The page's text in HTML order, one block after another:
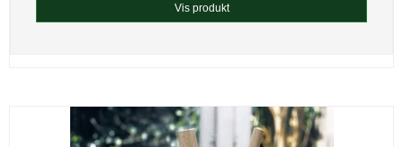
Vis produkt